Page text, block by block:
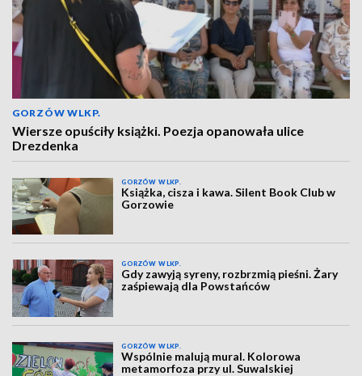
GORZÓW WLKP.
Wiersze opuściły książki. Poezja opanowała ulice
Drezdenka
GORZÓW WLKP.
Książka, cisza i kawa. Silent Book Club w
Gorzowie
GORZÓW WLKP.
Gdy zawyją syreny, rozbrzmią pieśni. Żary
zaśpiewają dla Powstańców
GORZÓW WLKP.
Wspólnie malują mural. Kolorowa
metamorfoza przy ul. Suwalskiej